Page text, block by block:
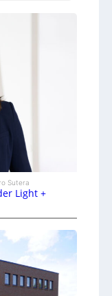
Sutera
Light +